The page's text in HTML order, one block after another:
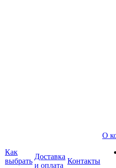
Как
выбрать
Доставка
и оплата
Контакты
О